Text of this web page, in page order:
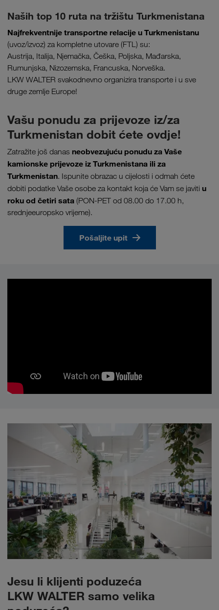
Naših top 10 ruta na tržištu Turkmenistana
Najfrekventnije transportne relacije u Turkmenistanu
(uvoz/izvoz) za kompletne utovare (FTL) su:
Austrija, Italija, Njemačka, Češka, Poljska, Mađarska,
Rumunjska, Nizozemska, Francuska, Norveška.
LKW WALTER svakodnevno organizira transporte i u sve
druge zemlje Europe!
Vašu ponudu za prijevoze iz/za
Turkmenistan dobit ćete ovdje!
Zatražite još danas neobvezujuću ponudu za Vaše
kamionske prijevoze iz Turkmenistana ili za
Turkmenistan. Ispunite obrazac u cijelosti i odmah ćete
dobiti podatke Vaše osobe za kontakt koja će Vam se javiti u
roku od četiri sata (PON-PET od 08.00 do 17.00 h,
srednjeeuropsko vrijeme).
Pošaljite upit
Jesu li klijenti poduzeća
LKW WALTER samo velika